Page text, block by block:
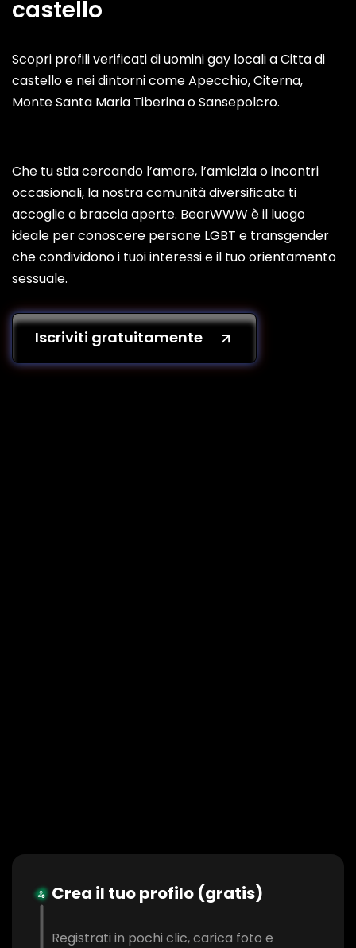
castello
Scopri profili verificati di uomini gay locali a Citta di
castello e nei dintorni come Apecchio, Citerna,
Monte Santa Maria Tiberina o Sansepolcro.
Che tu stia cercando l’amore, l’amicizia o incontri
occasionali, la nostra comunità diversificata ti
accoglie a braccia aperte. BearWWW è il luogo
ideale per conoscere persone LGBT e transgender
che condividono i tuoi interessi e il tuo orientamento
sessuale.
Iscriviti gratuitamente
Crea il tuo profilo (gratis)
Registrati in pochi clic, carica foto e